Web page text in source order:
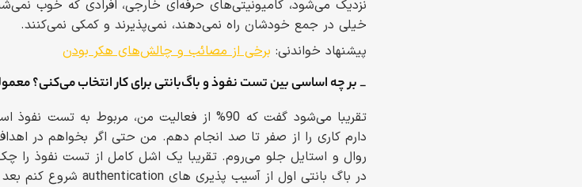
نزدیک می‌شود، کامیونیتی‌های حرفه‌ای خارجی، افرادی که خوب
خیلی در جمع خودشان راه نمی‌دهند، نمی‌پذیرند و کمکی نمی‌کنند.
پیشنهاد خواندنی: برخی از مصائب و چالش‌های هکر بودن
_ بر چه اساسی بین تست نفوذ و باگ‌بانتی برای کار انتخاب می‌کنی؟
تقریبا می‌شود گفت که 90% از فعالیت من،
دارم کاری را از صفر تا صد انجام دهم. من حتی اگر بخواهم در
روال و استایل جلو می‌روم. تقریبا یک اشل کامل از تست نفوذ را
در باگ بانتی اول از آسیب پذیری های authentication شروع کنم بعد به سراغ موارد دیگر بروم.